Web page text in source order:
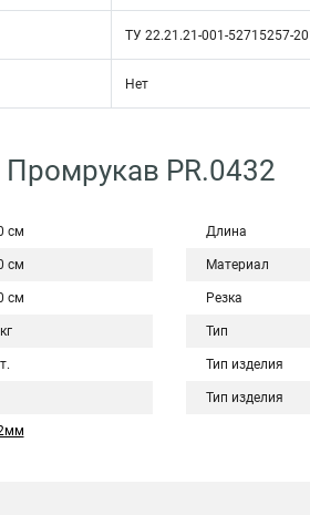
ТУ 22.21.21-001-52715257-
Нет
Промрукав PR.0432
см
см
см
Длина
Материал
Резка
Тип
Тип изделия
Тип изделия